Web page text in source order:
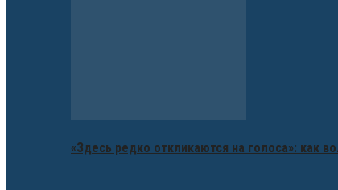
«Здесь редко откликаются на голоса»: как